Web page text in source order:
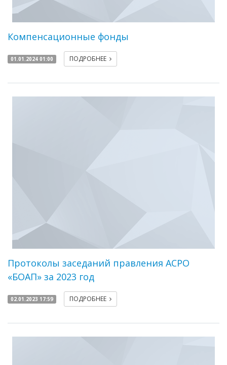
Компенсационные фонды
01.01.2024 01:00 ПОДРОБНЕЕ
Протоколы заседаний правления АСРО
«БОАП» за 2023 год
02.01.2023 17:59 ПОДРОБНЕЕ